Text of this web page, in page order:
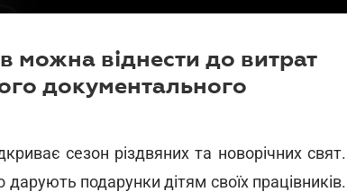
можна віднести до витрат
документального
сезон різдвяних та новорічних свят.
подарунки дітям своїх працівників.